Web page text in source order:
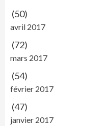
(50)
avril 2017
(72)
mars 2017
(54)
février 2017
(47)
janvier 2017